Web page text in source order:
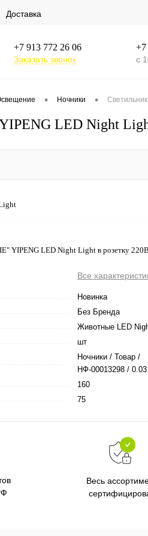
Доставка
+7 913 772 26 06
Заказать звонок
+7
с
• Ночники •
LED Night
YIPENG LED Night Light в розетку 220В
Все
Новинка
Без Бренда
Животные LED
шт
Ночники / Товар /
НФ-00013298 / 0.03
160
75
Весь